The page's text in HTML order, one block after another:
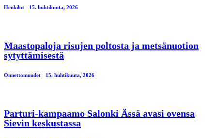
Henkilöt 15. huhtikuuta, 2026
Maastopaloja risujen poltosta ja metsänuotion
sytyttämisestä
Onnettomuudet 15. huhtikuuta, 2026
Parturi-kampaamo Salonki Ässä avasi ovensa
Sievin keskustassa